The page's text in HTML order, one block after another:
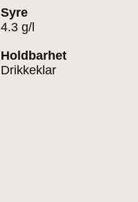
Syre
4.3 g/l
Holdbarhet
Drikkeklar